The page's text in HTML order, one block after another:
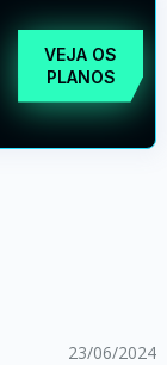
VEJA OS
PLANOS
23/06/2024